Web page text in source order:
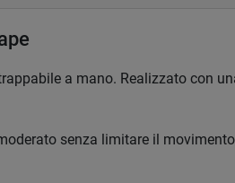
a mano. Realizzato con
senza limitare il